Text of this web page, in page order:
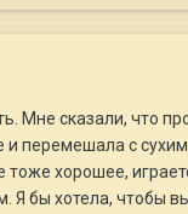
Мне сказали, что
и перемешала с
тоже хорошее,
Я бы хотела, чтобы